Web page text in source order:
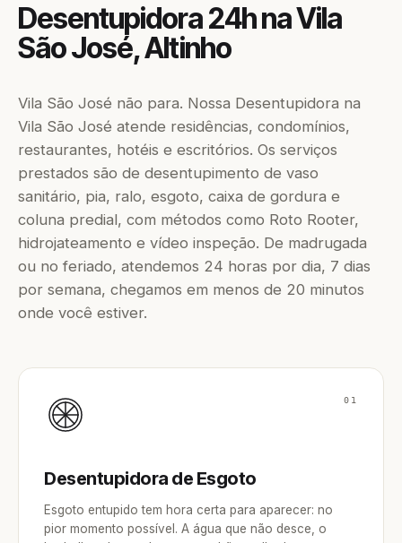
Desentupidora 24h na Vila
São José, Altinho
Vila São José não para. Nossa Desentupidora na
Vila São José atende residências, condomínios,
restaurantes, hotéis e escritórios. Os serviços
prestados são de desentupimento de vaso
sanitário, pia, ralo, esgoto, caixa de gordura e
coluna predial, com métodos como Roto Rooter,
hidrojateamento e vídeo inspeção. De madrugada
ou no feriado, atendemos 24 horas por dia, 7 dias
por semana, chegamos em menos de 20 minutos
onde você estiver.
01
Desentupidora de Esgoto
Esgoto entupido tem hora certa para aparecer: no
pior momento possível. A água que não desce, o